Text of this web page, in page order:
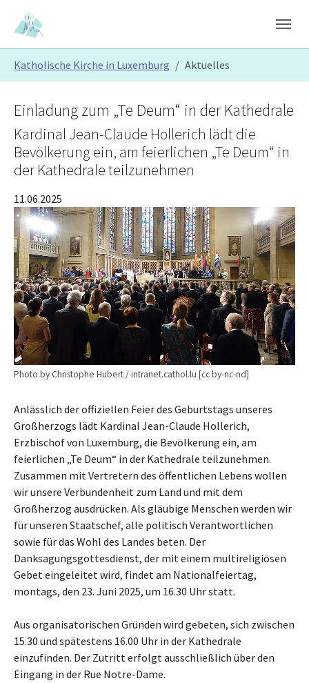
Skip to main content
Skip to page footer
Katholische Kirche in Luxemburg Aktuelles
Photo by Christophe Hubert / intranet.cathol.lu [cc by-nc-nd]
Einladung zum „Te Deum“ in der Kathedrale
Kardinal Jean-Claude Hollerich lädt die
Bevölkerung ein, am feierlichen „Te Deum“ in
der Kathedrale teilzunehmen
11.06.2025
Anlässlich der offiziellen Feier des Geburtstags unseres
Großherzogs lädt Kardinal Jean-Claude Hollerich,
Erzbischof von Luxemburg, die Bevölkerung ein, am
feierlichen „Te Deum“ in der Kathedrale teilzunehmen.
Zusammen mit Vertretern des öffentlichen Lebens wollen
wir unsere Verbundenheit zum Land und mit dem
Großherzog ausdrücken. Als gläubige Menschen werden wir
für unseren Staatschef, alle politisch Verantwortlichen
sowie für das Wohl des Landes beten. Der
Danksagungsgottesdienst, der mit einem multireligiösen
Gebet eingeleitet wird, findet am Nationalfeiertag,
montags, den 23. Juni 2025, um 16.30 Uhr statt.
Aus organisatorischen Gründen wird gebeten, sich zwischen
15.30 und spätestens 16.00 Uhr in der Kathedrale
einzufinden. Der Zutritt erfolgt ausschließlich über den
Eingang in der Rue Notre-Dame.